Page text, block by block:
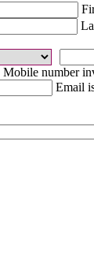
Mobile number
Email